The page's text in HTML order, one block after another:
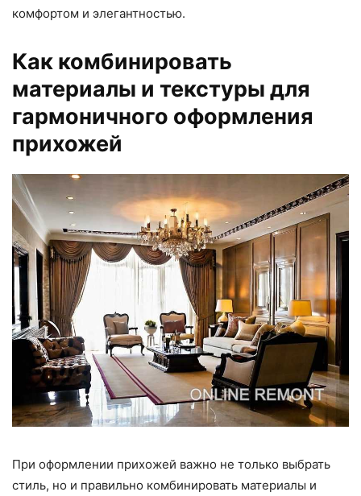
комфортом и элегантностью.
Как комбинировать
материалы и текстуры для
гармоничного оформления
прихожей
При оформлении прихожей важно не только выбрать
стиль, но и правильно комбинировать материалы и